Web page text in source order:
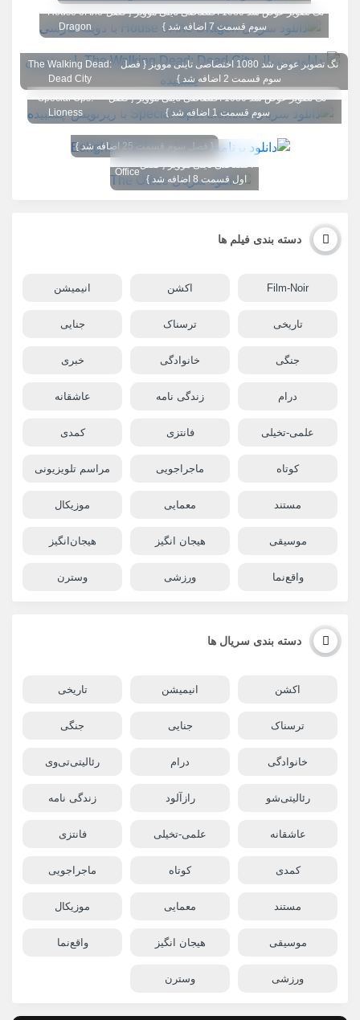
تگ تصویر عوض شد 1080 اختصاصی تاینی موویز { فصل
سوم قسمت 7 اضافه شد }
House of the
Dragon
تگ تصویر عوض شد 1080 اختصاصی تاینی موویز { فصل
سوم قسمت 2 اضافه شد }
The Walking Dead:
Dead City
تگ تصویر عوض شد 1080 اختصاصی تاینی موویز { فصل
سوم قسمت 1 اضافه شد }
Special Ops:
Lioness
{ فصل سوم قسمت 25 اضافه شد }
تگ تصویر عوض شد 1080
اختصاصی تاینی موویز { فصل
اول قسمت 8 اضافه شد }
The
Office
دسته بندی فیلم ها
Film-Noir اکشن انیمیشن
تاریخی ترسناک جنایی
جنگی خانوادگی خبری
درام زندگی نامه عاشقانه
علمی-تخیلی فانتزی کمدی
کوتاه ماجراجویی مراسم تلویزیونی
مستند معمایی موزیکال
موسیقی هیجان انگیز هیجان‌انگیز
واقع‌نما ورزشی وسترن
دسته بندی سریال ها
اکشن انیمیشن تاریخی
ترسناک جنایی جنگی
خانوادگی درام رئالیتی‌تی‌وی
رئالیتی‌شو رازآلود زندگی نامه
عاشقانه علمی-تخیلی فانتزی
کمدی کوتاه ماجراجویی
مستند معمایی موزیکال
موسیقی هیجان انگیز واقع‌نما
ورزشی وسترن